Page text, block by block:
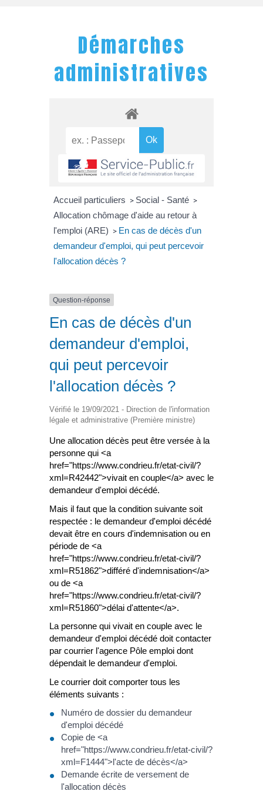
Démarches
administratives
Accueil particuliers > Social - Santé >
Allocation chômage d'aide au retour à
l'emploi (ARE) > En cas de décès d'un
demandeur d'emploi, qui peut percevoir
l'allocation décès ?
Question-réponse
En cas de décès d'un
demandeur d'emploi,
qui peut percevoir
l'allocation décès ?
Vérifié le 19/09/2021 - Direction de l'information
légale et administrative (Première ministre)
Une allocation décès peut être versée à la
personne qui <a
href="https://www.condrieu.fr/etat-civil/?
xml=R42442">vivait en couple</a> avec le
demandeur d'emploi décédé.
Mais il faut que la condition suivante soit
respectée : le demandeur d'emploi décédé
devait être en cours d'indemnisation ou en
période de <a
href="https://www.condrieu.fr/etat-civil/?
xml=R51862">différé d'indemnisation</a>
ou de <a
href="https://www.condrieu.fr/etat-civil/?
xml=R51860">délai d'attente</a>.
La personne qui vivait en couple avec le
demandeur d'emploi décédé doit contacter
par courrier l'agence Pôle emploi dont
dépendait le demandeur d'emploi.
Le courrier doit comporter tous les
éléments suivants :
Numéro de dossier du demandeur
d'emploi décédé
Copie de <a
href="https://www.condrieu.fr/etat-civil/?
xml=F1444">l'acte de décès</a>
Demande écrite de versement de
l'allocation décès